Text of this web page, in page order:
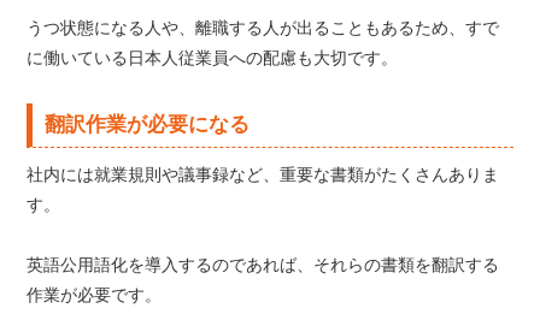
うつ状態になる人や、離職する人が出ることもあるため、すで
に働いている日本人従業員への配慮も大切です。
翻訳作業が必要になる
社内には就業規則や議事録など、重要な書類がたくさんありま
す。
英語公用語化を導入するのであれば、それらの書類を翻訳する
作業が必要です。